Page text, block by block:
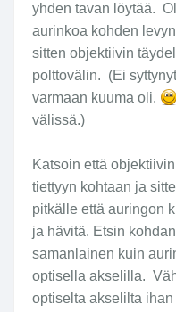
yhden tavan löytää.
aurinkoa kohden
sitten objektiivin
polttovälin. (Ei
varmaan kuuma oli.
välissä.)
Katsoin että
tiettyyn kohtaan ja
pitkälle että auringon
ja hävitä. Etsin
samanlainen kuin
optisella akselilla.
optiselta akselilta